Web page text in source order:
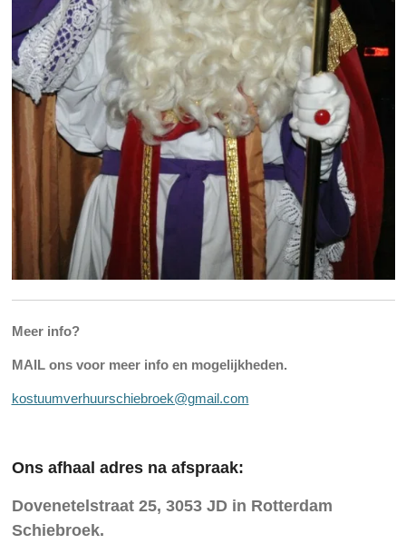
Meer info?
MAIL ons voor meer info en mogelijkheden.
kostuumverhuurschiebroek@gmail.com
Ons afhaal adres na afspraak:
Dovenetelstraat 25, 3053 JD in Rotterdam
Schiebroek.